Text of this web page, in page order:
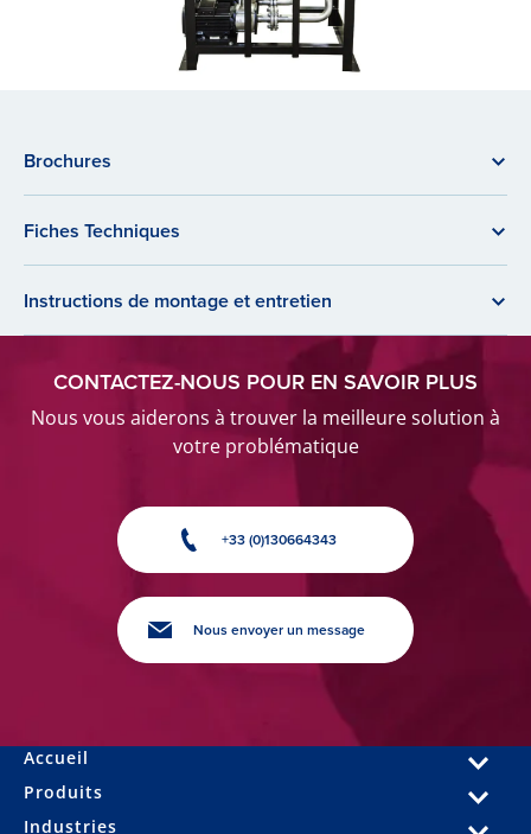
Brochures
Fiches Techniques
Instructions de montage et entretien
CONTACTEZ-NOUS POUR EN SAVOIR PLUS
Nous vous aiderons à trouver la meilleure solution à
votre problématique
+33 (0)130664343
Nous envoyer un message
Accueil
Produits
Industries